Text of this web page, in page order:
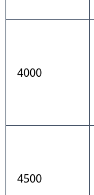
4000
4500